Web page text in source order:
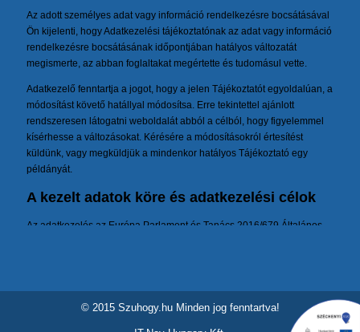
© 2015 Szuhogy.hu Minden jog fenntartva!